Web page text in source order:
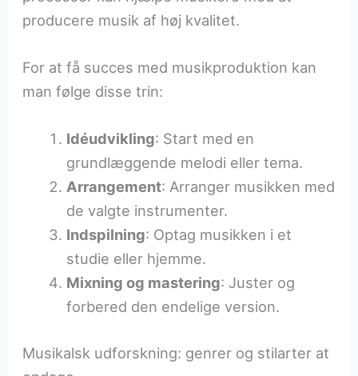
producere musik af høj kvalitet.
For at få succes med musikproduktion kan
man følge disse trin:
Idéudvikling: Start med en
grundlæggende melodi eller tema.
Arrangement: Arranger musikken med
de valgte instrumenter.
Indspilning: Optag musikken i et
studie eller hjemme.
Mixning og mastering: Juster og
forbered den endelige version.
Musikalsk udforskning: genrer og stilarter at